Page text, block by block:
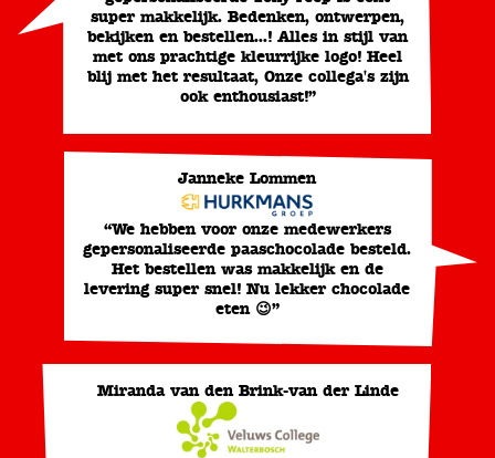
super makkelijk. Bedenken, ontwerpen,
bekijken en bestellen...! Alles in stijl van
met ons prachtige kleurrijke logo! Heel
blij met het resultaat, Onze collega's zijn
ook enthousiast!”
Janneke Lommen
“We hebben voor onze medewerkers
gepersonaliseerde paaschocolade besteld.
Het bestellen was makkelijk en de
levering super snel! Nu lekker chocolade
eten 😉”
Miranda van den Brink-van der Linde